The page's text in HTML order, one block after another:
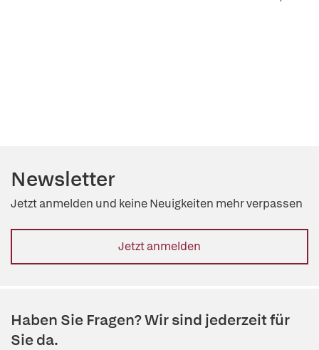
Newsletter
Jetzt anmelden und keine Neuigkeiten mehr verpassen
Jetzt anmelden
Haben Sie Fragen? Wir sind jederzeit für
Sie da.